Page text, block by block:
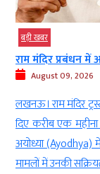
बड़ी खबर
राम मंदिर प्रबंधन में
August 09, 2026
लखनऊ। राम मंदिर
दिए करीब एक
अयोध्या (Ayodhya)
मामलों में उनकी